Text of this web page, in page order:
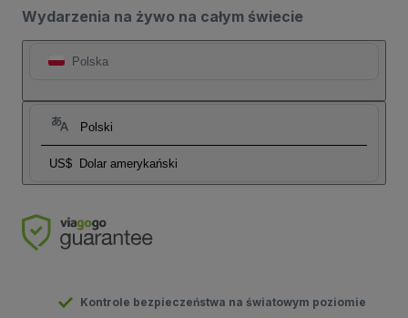
Wydarzenia na żywo na całym świecie
Polska
Polski
US$ Dolar amerykański
Kontrole bezpieczeństwa na światowym poziomie